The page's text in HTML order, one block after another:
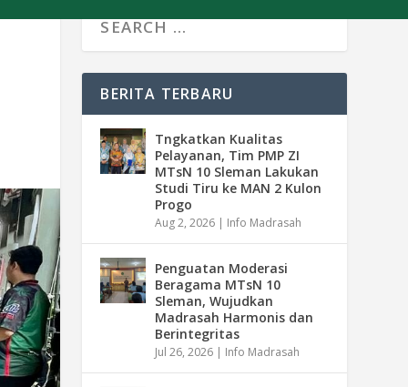
BERITA TERBARU
Tngkatkan Kualitas
Pelayanan, Tim PMP ZI
MTsN 10 Sleman Lakukan
Studi Tiru ke MAN 2 Kulon
Progo
Aug 2, 2026 | Info Madrasah
Penguatan Moderasi
Beragama MTsN 10
Sleman, Wujudkan
Madrasah Harmonis dan
Berintegritas
Jul 26, 2026 | Info Madrasah